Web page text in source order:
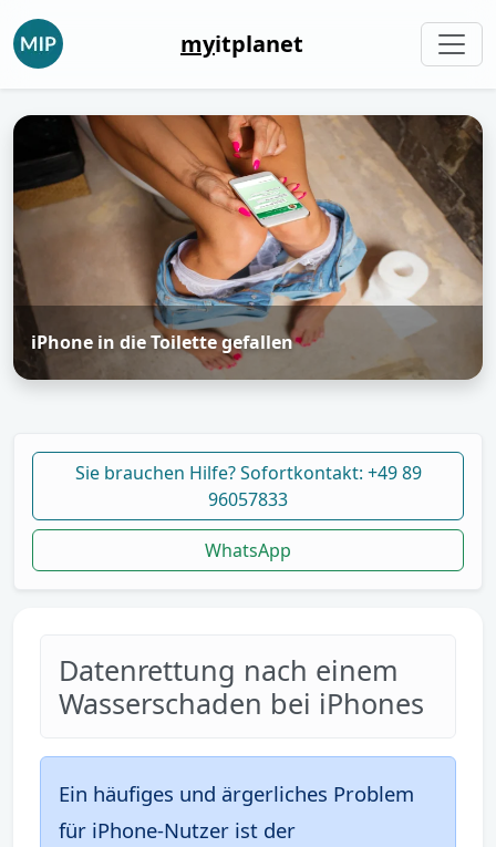
myitplanet
iPhone in die Toilette gefallen
Sie brauchen Hilfe? Sofortkontakt: +49 89
96057833
WhatsApp
Datenrettung nach einem
Wasserschaden bei iPhones
Ein häufiges und ärgerliches Problem
für iPhone-Nutzer ist der